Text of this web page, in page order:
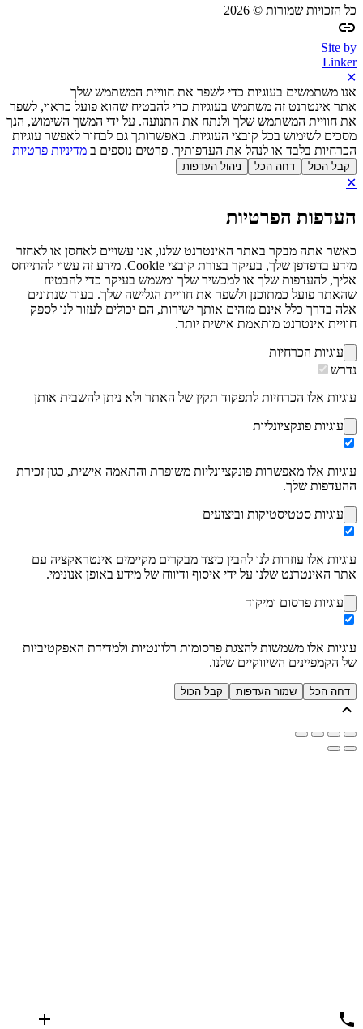
כל הזכויות שמורות © 2026
Site by
Linker
✕
אנו משתמשים בעוגיות כדי לשפר את חוויית המשתמש שלך
אתר אינטרנט זה משתמש בעוגיות כדי להבטיח שהוא פועל כראוי, לשפר
את חוויית המשתמש שלך ולנתח את התנועה. על ידי המשך השימוש, הנך
מסכים לשימוש בכל קובצי העוגיות. באפשרותך גם לבחור לאפשר עוגיות
הכרחיות בלבד או לנהל את העדפותיך. פרטים נוספים ב מדיניות פרטיות
קבל הכול דחה הכל ניהול העדפות
✕
העדפות הפרטיות
כאשר אתה מבקר באתר האינטרנט שלנו, אנו עשויים לאחסן או לאחזר
מידע בדפדפן שלך, בעיקר בצורת קובצי Cookie. מידע זה עשוי להתייחס
אליך, להעדפות שלך או למכשיר שלך ומשמש בעיקר כדי להבטיח
שהאתר פועל כמתוכנן ולשפר את חוויית הגלישה שלך. בעוד שנתונים
אלה בדרך כלל אינם מזהים אותך ישירות, הם יכולים לעזור לנו לספק
חוויית אינטרנט מותאמת אישית יותר.
עוגיות הכרחיות
נדרש
עוגיות אלו הכרחיות לתפקוד תקין של האתר ולא ניתן להשבית אותן
עוגיות פונקציונליות
עוגיות אלו מאפשרות פונקציונליות משופרת והתאמה אישית, כגון זכירת
ההעדפות שלך.
עוגיות סטטיסטיקות וביצועים
עוגיות אלו עוזרות לנו להבין כיצד מבקרים מקיימים אינטראקציה עם
אתר האינטרנט שלנו על ידי איסוף ודיווח של מידע באופן אנונימי.
עוגיות פרסום ומיקוד
עוגיות אלו משמשות להצגת פרסומות רלוונטיות ולמדידת האפקטיביות
של הקמפיינים השיווקיים שלנו.
דחה הכל שמור העדפות קבל הכול